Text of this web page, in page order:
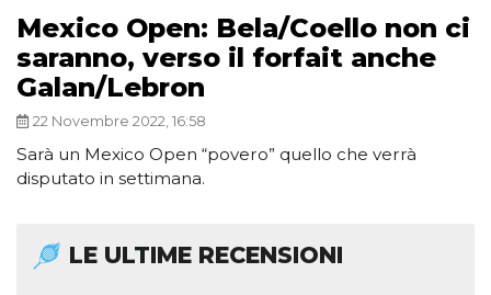
Mexico Open: Bela/Coello non ci
saranno, verso il forfait anche
Galan/Lebron
22 Novembre 2022, 16:58
Sarà un Mexico Open “povero” quello che verrà
disputato in settimana.
LE ULTIME RECENSIONI